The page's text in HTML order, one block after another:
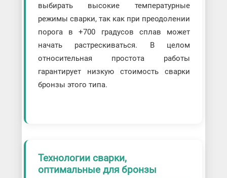
выбирать высокие температурные
режимы сварки, так как при преодолении
порога в +700 градусов сплав может
начать растрескиваться. В целом
относительная простота работы
гарантирует низкую стоимость сварки
бронзы этого типа.
Технологии сварки,
оптимальные для бронзы